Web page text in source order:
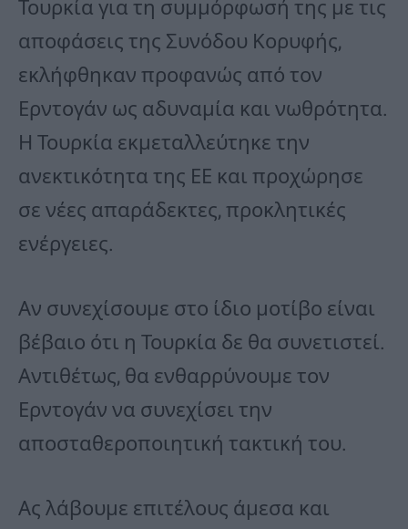
Τουρκία για τη συμμόρφωσή της με τις
αποφάσεις της Συνόδου Κορυφής,
εκλήφθηκαν προφανώς από τον
Ερντογάν ως αδυναμία και νωθρότητα.
Η Τουρκία εκμεταλλεύτηκε την
ανεκτικότητα της ΕΕ και προχώρησε
σε νέες απαράδεκτες, προκλητικές
ενέργειες.
Αν συνεχίσουμε στο ίδιο μοτίβο είναι
βέβαιο ότι η Τουρκία δε θα συνετιστεί.
Αντιθέτως, θα ενθαρρύνουμε τον
Ερντογάν να συνεχίσει την
αποσταθεροποιητική τακτική του.
Ας λάβουμε επιτέλους άμεσα και